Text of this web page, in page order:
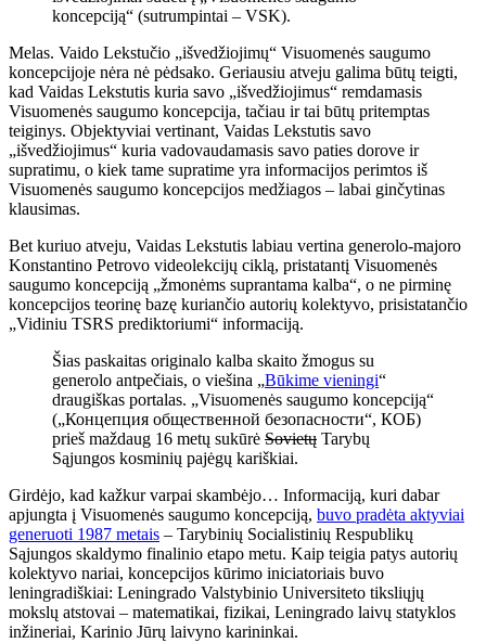
koncepciją“ (sutrumpintai – VSK).
Melas. Vaido Lekstučio „išvedžiojimų“ Visuomenės saugumo
koncepcijoje nėra nė pėdsako. Geriausiu atveju galima būtų teigti,
kad Vaidas Lekstutis kuria savo „išvedžiojimus“ remdamasis
Visuomenės saugumo koncepcija, tačiau ir tai būtų pritemptas
teiginys. Objektyviai vertinant, Vaidas Lekstutis savo
„išvedžiojimus“ kuria vadovaudamasis savo paties dorove ir
supratimu, o kiek tame supratime yra informacijos perimtos iš
Visuomenės saugumo koncepcijos medžiagos – labai ginčytinas
klausimas.
Bet kuriuo atveju, Vaidas Lekstutis labiau vertina generolo-majoro
Konstantino Petrovo videolekcijų ciklą, pristatantį Visuomenės
saugumo koncepciją „žmonėms suprantama kalba“, o ne pirminę
koncepcijos teorinę bazę kuriančio autorių kolektyvo, prisistatančio
„Vidiniu TSRS prediktoriumi“ informaciją.
Šias paskaitas originalo kalba skaito žmogus su
generolo antpečiais, o viešina „Būkime vieningi“
draugiškas portalas. „Visuomenės saugumo koncepciją“
(„Концепция общественной безопасности“, КОБ)
prieš maždaug 16 metų sukūrė Sovietų Tarybų
Sąjungos kosminių pajėgų kariškiai.
Girdėjo, kad kažkur varpai skambėjo… Informaciją, kuri dabar
apjungta į Visuomenės saugumo koncepciją, buvo pradėta aktyviai
generuoti 1987 metais – Tarybinių Socialistinių Respublikų
Sąjungos skaldymo finalinio etapo metu. Kaip teigia patys autorių
kolektyvo nariai, koncepcijos kūrimo iniciatoriais buvo
leningradiškiai: Leningrado Valstybinio Universiteto tiksliųjų
mokslų atstovai – matematikai, fizikai, Leningrado laivų statyklos
inžineriai, Karinio Jūrų laivyno karininkai.